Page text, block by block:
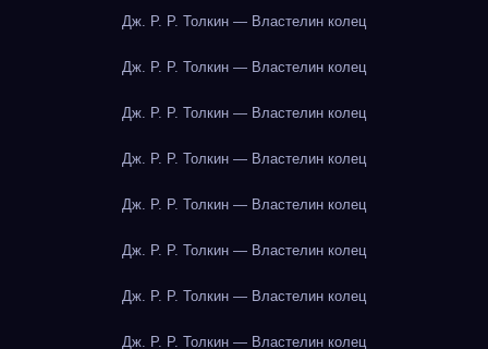
Дж. Р. Р. Толкин — Властелин колец
Дж. Р. Р. Толкин — Властелин колец
Дж. Р. Р. Толкин — Властелин колец
Дж. Р. Р. Толкин — Властелин колец
Дж. Р. Р. Толкин — Властелин колец
Дж. Р. Р. Толкин — Властелин колец
Дж. Р. Р. Толкин — Властелин колец
Дж. Р. Р. Толкин — Властелин колец